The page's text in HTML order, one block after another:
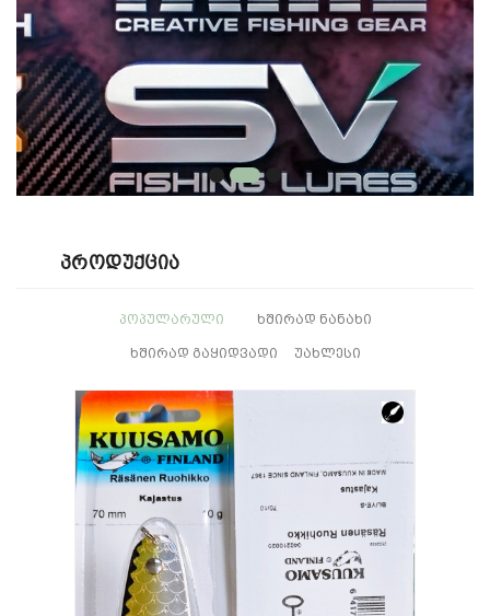
Პროდუქცია
ᲞᲝᲞᲣᲚᲐᲠᲣᲚᲘ ᲮᲨᲘᲠᲐᲓ ᲜᲐᲜᲐᲮᲘ
ᲮᲨᲘᲠᲐᲓ ᲒᲐᲧᲘᲓᲕᲐᲓᲘ ᲣᲐᲮᲚᲔᲡᲘ